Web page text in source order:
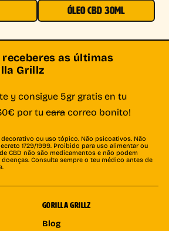
ÓLEO CBD 30ML
as últimas
Grillz
y consigue 5gr gratis en tu
por tucaracorreo bonito!
ou uso tópico. Não psicoativos. Não
1729/1999. Proibido para uso alimentar ou
CBD não são medicamentos e não podem
Consulta sempre o teu médico antes de
GORILLA GRILLZ
Blog